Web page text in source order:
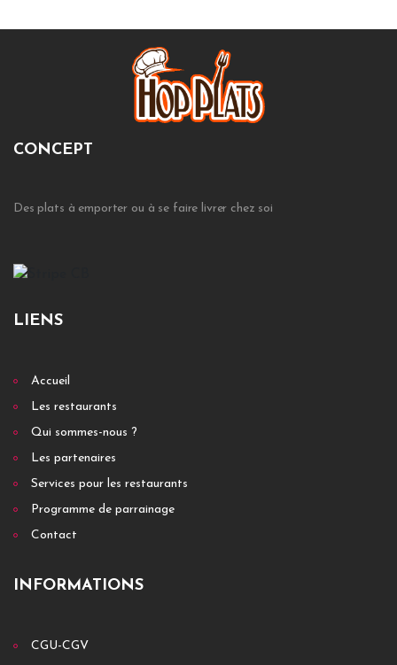
CONCEPT
Des plats à emporter ou à se faire livrer chez soi
LIENS
Accueil
Les restaurants
Qui sommes-nous ?
Les partenaires
Services pour les restaurants
Programme de parrainage
Contact
INFORMATIONS
CGU-CGV